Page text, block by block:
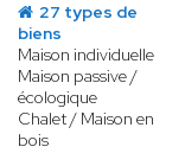
27 types de
biens
Maison individuelle
Maison passive /
écologique
Chalet / Maison en
bois